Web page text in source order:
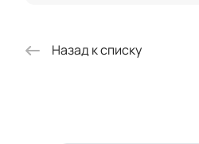
Назад к списку